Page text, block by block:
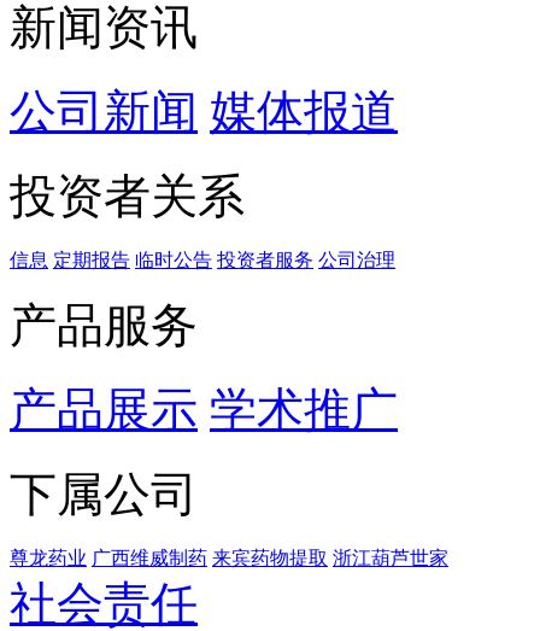
新闻资讯
公司新闻 媒体报道
投资者关系
信息 定期报告 临时公告 投资者服务 公司治理
产品服务
产品展示 学术推广
下属公司
尊龙药业 广西维威制药 来宾药物提取 浙江葫芦世家
社会责任